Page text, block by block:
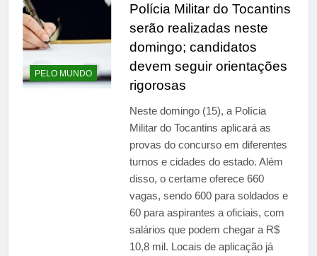
PELO MUNDO
Polícia Militar do Tocantins
serão realizadas neste
domingo; candidatos
devem seguir orientações
rigorosas
Neste domingo (15), a Polícia
Militar do Tocantins aplicará as
provas do concurso em diferentes
turnos e cidades do estado. Além
disso, o certame oferece 660
vagas, sendo 600 para soldados e
60 para aspirantes a oficiais, com
salários que podem chegar a R$
10,8 mil. Locais de aplicação já